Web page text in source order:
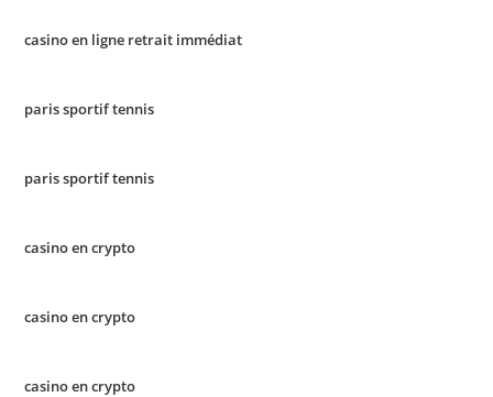
casino en ligne retrait immédiat
paris sportif tennis
paris sportif tennis
casino en crypto
casino en crypto
casino en crypto